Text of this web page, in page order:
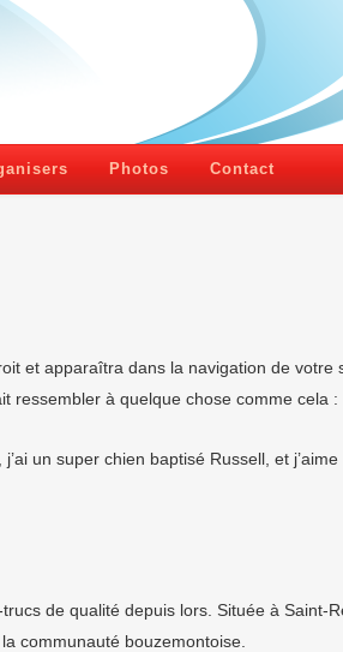
Photos Contact
et apparaîtra dans la navigation de
ressembler à quelque chose comme cela :
un super chien baptisé Russell, et
de qualité depuis lors. Située à Saint-
communauté bouzemontoise.